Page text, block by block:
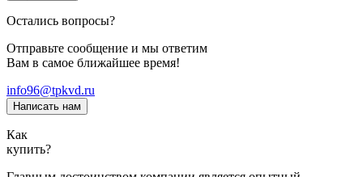
Остались вопросы?
Отправьте сообщение и мы ответим
Вам в самое ближайшее время!
info96@tpkvd.ru
Написать нам
Как
купить?